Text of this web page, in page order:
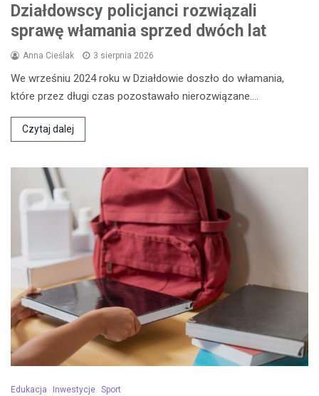
Działdowscy policjanci rozwiązali
sprawę włamania sprzed dwóch lat
Anna Cieślak 3 sierpnia 2026
We wrześniu 2024 roku w Działdowie doszło do włamania,
które przez długi czas pozostawało nierozwiązane.…
Czytaj dalej
Edukacja Inwestycje Sport